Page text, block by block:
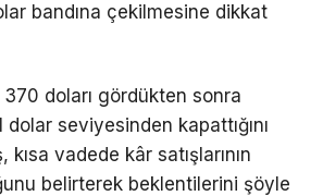
bandına çekilmesine dikkat
370 doları gördükten sonra
seviyesinden kapattığını
kısa vadede kâr satışlarının
belirterek beklentilerini şöyle